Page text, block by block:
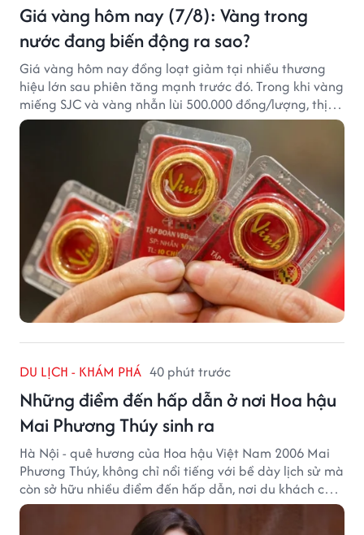
Giá vàng hôm nay (7/8): Vàng trong
nước đang biến động ra sao?
Giá vàng hôm nay đồng loạt giảm tại nhiều thương
hiệu lớn sau phiên tăng mạnh trước đó. Trong khi vàng
miếng SJC và vàng nhẫn lùi 500.000 đồng/lượng, thị
trường vẫn duy trì mặt bằng giá cao, với sự chênh
lệch đáng kể giữa các doanh nghiệp.
DU LỊCH - KHÁM PHÁ 40 phút trước
Những điểm đến hấp dẫn ở nơi Hoa hậu
Mai Phương Thúy sinh ra
Hà Nội - quê hương của Hoa hậu Việt Nam 2006 Mai
Phương Thúy, không chỉ nổi tiếng với bề dày lịch sử mà
còn sở hữu nhiều điểm đến hấp dẫn, nơi du khách có
thể cảm nhận trọn vẹn vẻ đẹp cổ kính xen lẫn nhịp
sống hiện đại của Thủ đô.